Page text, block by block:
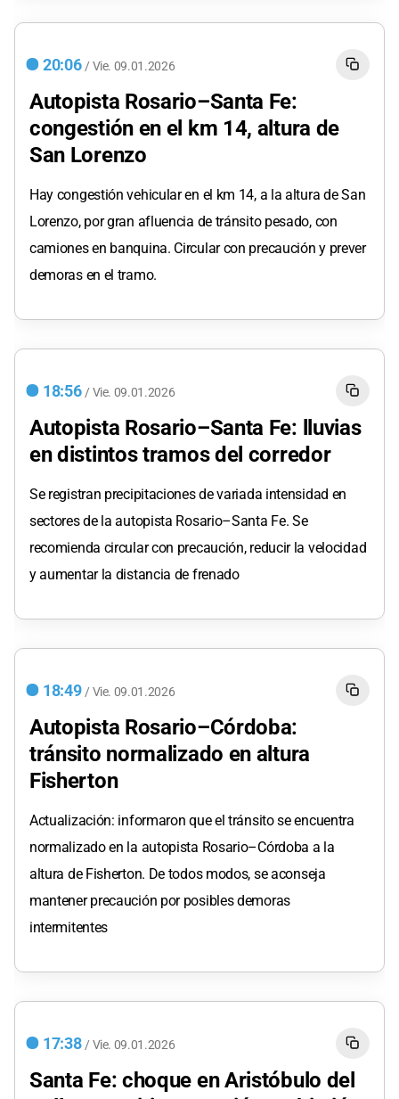
20:06 / Vie. 09.01.2026
Autopista Rosario–Santa Fe:
congestión en el km 14, altura de
San Lorenzo
Hay congestión vehicular en el km 14, a la altura de San
Lorenzo, por gran afluencia de tránsito pesado, con
camiones en banquina. Circular con precaución y prever
demoras en el tramo.
18:56 / Vie. 09.01.2026
Autopista Rosario–Santa Fe: lluvias
en distintos tramos del corredor
Se registran precipitaciones de variada intensidad en
sectores de la autopista Rosario–Santa Fe. Se
recomienda circular con precaución, reducir la velocidad
y aumentar la distancia de frenado
18:49 / Vie. 09.01.2026
Autopista Rosario–Córdoba:
tránsito normalizado en altura
Fisherton
Actualización: informaron que el tránsito se encuentra
normalizado en la autopista Rosario–Córdoba a la
altura de Fisherton. De todos modos, se aconseja
mantener precaución por posibles demoras
intermitentes
17:38 / Vie. 09.01.2026
Santa Fe: choque en Aristóbulo del